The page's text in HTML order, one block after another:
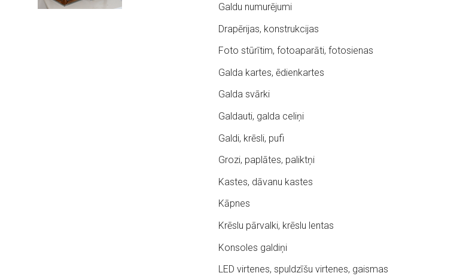
Galdu numurējumi
Drapērijas, konstrukcijas
Foto stūrītim, fotoaparāti, fotosienas
Galda kartes, ēdienkartes
Galda svārki
Galdauti, galda celiņi
Galdi, krēsli, pufi
Grozi, paplātes, paliktņi
Kastes, dāvanu kastes
Kāpnes
Krēslu pārvalki, krēslu lentas
Konsoles galdiņi
LED virtenes, spuldzīšu virtenes, gaismas